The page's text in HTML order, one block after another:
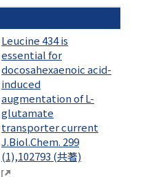
Leucine 434 is
essential for
docosahexaenoic acid-
induced
augmentation of L-
glutamate
transporter current
J.Biol.Chem. 299
(1),102793 (共著)